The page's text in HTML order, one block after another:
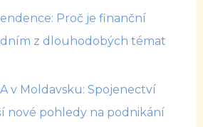
Proč je finanční
z dlouhodobých témat
v Moldavsku: Spojenectví
nové pohledy na podnikání